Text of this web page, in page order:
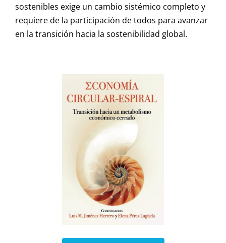
sostenibles exige un cambio sistémico completo y
requiere de la participación de todos para avanzar
en la transición hacia la sostenibilidad global.